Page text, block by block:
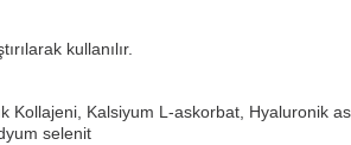
kullanılır.
Kollajeni, Kalsiyum L-askorbat, Hyaluronik
selenit